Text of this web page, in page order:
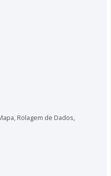
, Rolagem de Dados,